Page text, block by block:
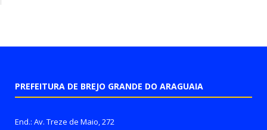
PREFEITURA DE BREJO GRANDE DO ARAGUAIA
End.: Av. Treze de Maio, 272